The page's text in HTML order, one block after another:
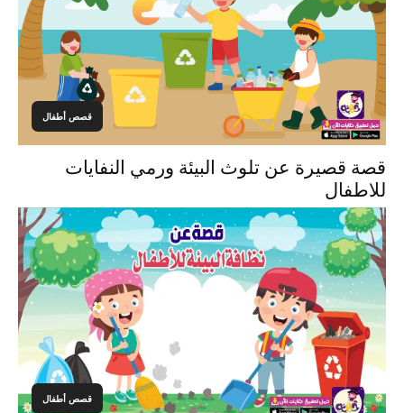
قصص أطفال
قصة قصيرة عن تلوث البيئة ورمي النفايات
للاطفال
قصص أطفال